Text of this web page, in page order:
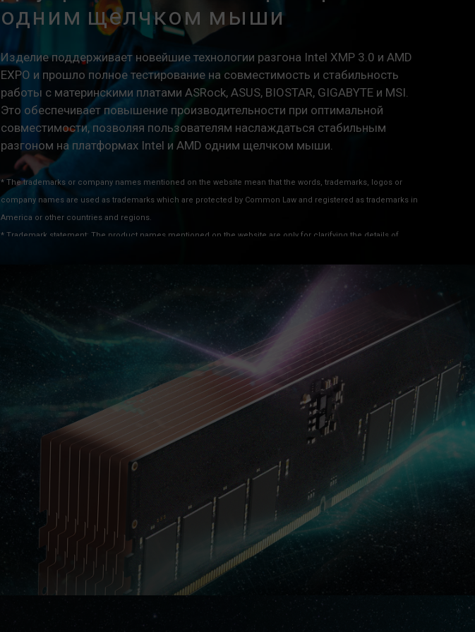
одним щелчком мыши
Изделие поддерживает новейшие технологии разгона Intel XMP 3.0 и AMD
EXPO и прошло полное тестирование на совместимость и стабильность
работы с материнскими платами ASRock, ASUS, BIOSTAR, GIGABYTE и MSI.
Это обеспечивает повышение производительности при оптимальной
совместимости, позволяя пользователям наслаждаться стабильным
разгоном на платформах Intel и AMD одним щелчком мыши.
* The trademarks or company names mentioned on the website mean that the words, trademarks, logos or
company names are used as trademarks which are protected by Common Law and registered as trademarks in
America or other countries and regions.
* Trademark statement: The product names mentioned on the website are only for clarifying the details of